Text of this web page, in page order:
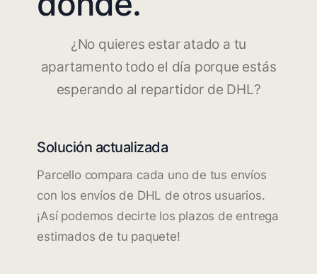
¿No quieres estar atado a tu
apartamento todo el día porque estás
esperando al repartidor de DHL?
Solución actualizada
Parcello compara cada uno de tus envíos
con los envíos de DHL de otros usuarios.
¡Así podemos decirte los plazos de entrega
estimados de tu paquete!